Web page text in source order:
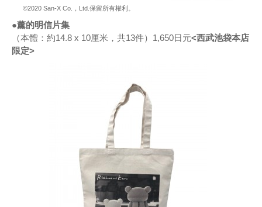
©2020 San-X Co.，Ltd.保留所有權利。
●薰的明信片集
（本體：約14.8 x 10厘米，共13件）1,650日元<西武池袋本店
限定>